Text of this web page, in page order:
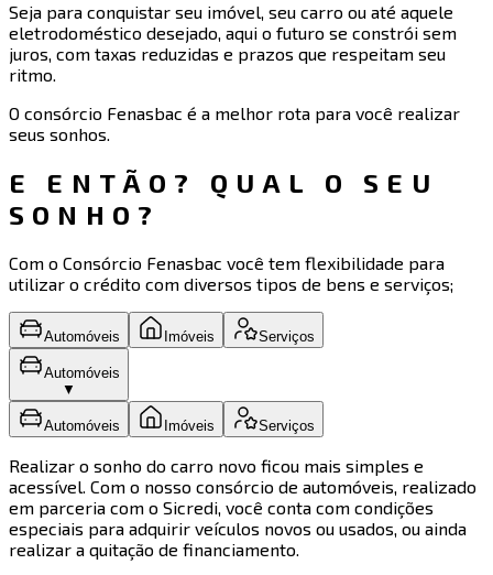
Seja para conquistar seu imóvel, seu carro ou até aquele
eletrodoméstico desejado, aqui o futuro se constrói sem
juros, com taxas reduzidas e prazos que respeitam seu
ritmo.
O consórcio Fenasbac é a melhor rota para você realizar
seus sonhos.
E ENTÃO? QUAL O SEU
SONHO?
Com o Consórcio Fenasbac você tem flexibilidade para
utilizar o crédito com diversos tipos de bens e serviços;
Automóveis Imóveis Serviços
Automóveis
▼
Automóveis Imóveis Serviços
Realizar o sonho do carro novo ficou mais simples e
acessível. Com o nosso consórcio de automóveis, realizado
em parceria com o Sicredi, você conta com condições
especiais para adquirir veículos novos ou usados, ou ainda
realizar a quitação de financiamento.